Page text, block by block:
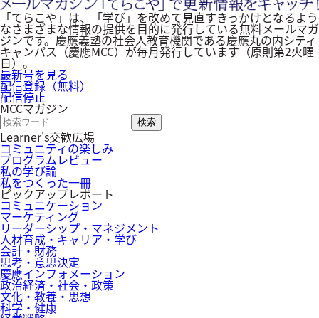
「てらこや」は、「学び」を改めて見直すきっかけとなるよう
なさまざまな情報の提供を目的に発行している無料メールマガ
ジンです。慶應義塾の社会人教育機関である慶應丸の内シティ
キャンパス（慶應MCC）が毎月発行しています（原則第2火曜
日）。
最新号を見る
配信登録（無料）
配信停止
MCCマガジン
キ
ー
ワ
ー
ド
検
索
Learner's交歓広場
コミュニティの楽しみ
プログラムレビュー
私の学び論
私をつくった一冊
ピックアップレポート
コミュニケーション
マーケティング
リーダーシップ・マネジメント
人材育成・キャリア・学び
会計・財務
思考・意思決定
慶應インフォメーション
政治経済・社会・政策
文化・教養・思想
科学・健康